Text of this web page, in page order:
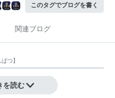
このタグでブログを書く
関連ブログ
ぱつ】
を読む